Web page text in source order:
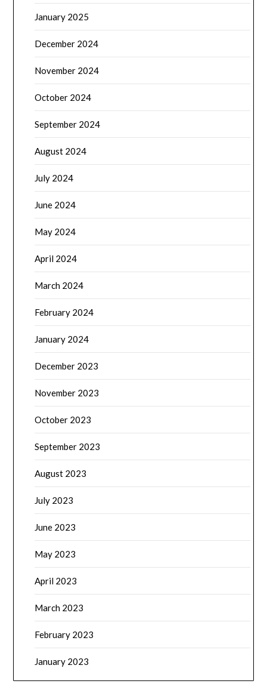
January 2025
December 2024
November 2024
October 2024
September 2024
August 2024
July 2024
June 2024
May 2024
April 2024
March 2024
February 2024
January 2024
December 2023
November 2023
October 2023
September 2023
August 2023
July 2023
June 2023
May 2023
April 2023
March 2023
February 2023
January 2023